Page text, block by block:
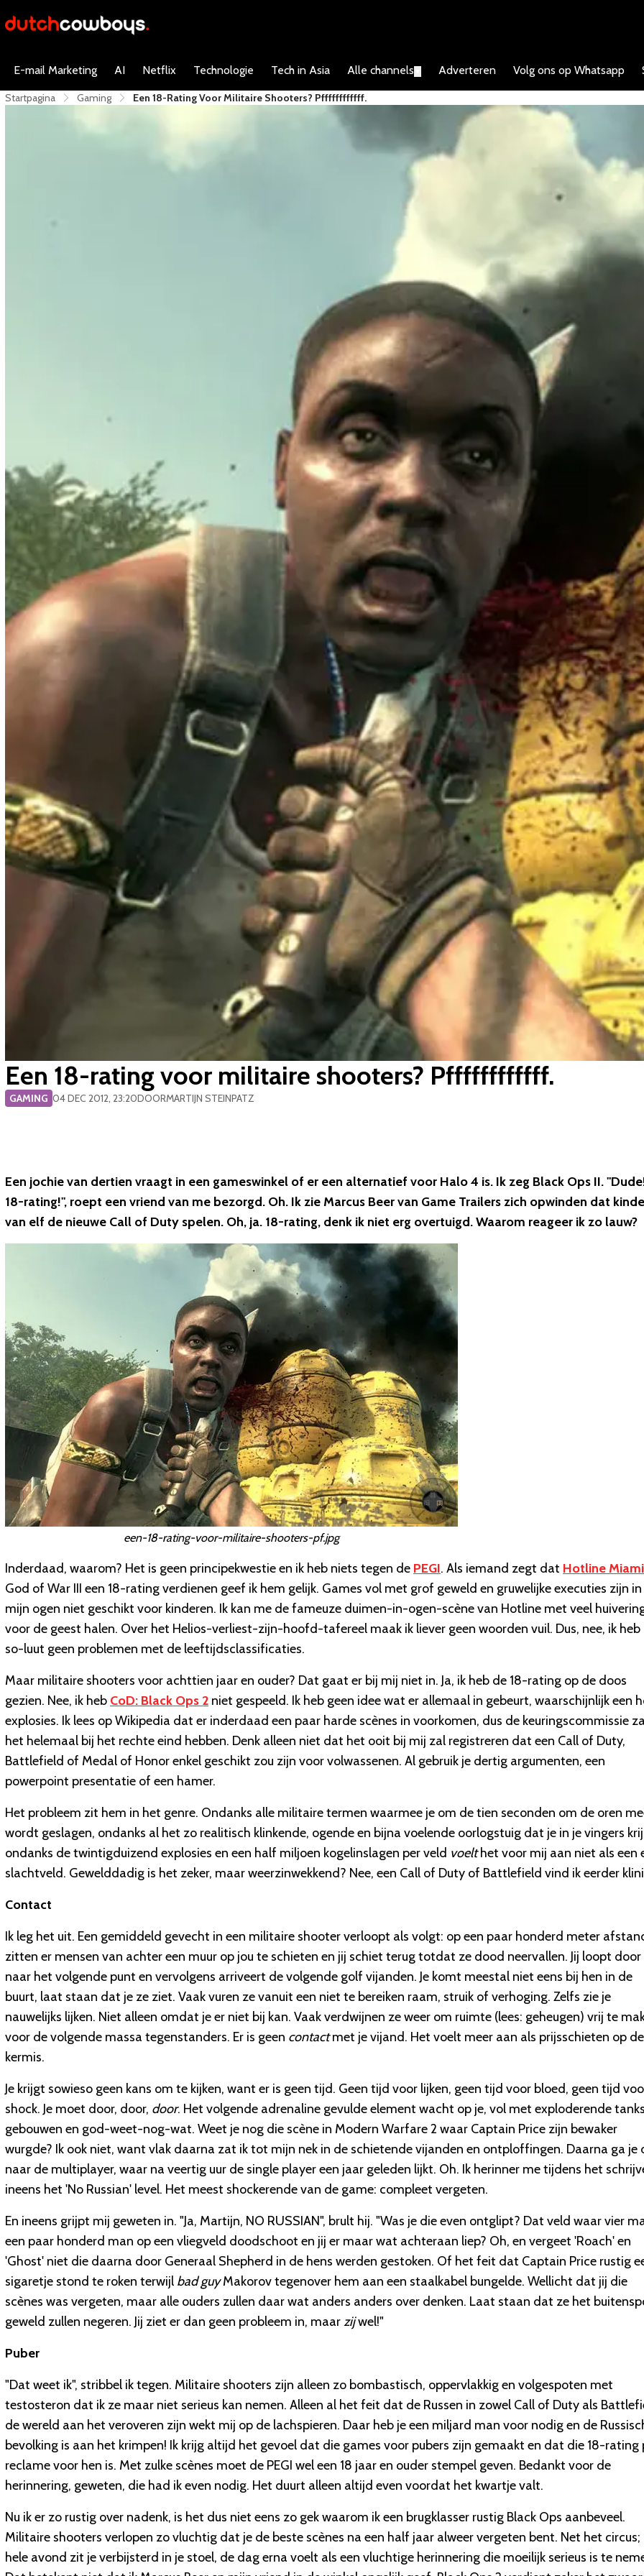
E-mail Marketing AI Netflix Technologie Tech in Asia Alle channels Adverteren Volg ons op Whatsapp
Startpagina Gaming Een 18-Rating Voor Militaire Shooters? Pffffffffffff.
Een 18-rating voor militaire shooters? Pffffffffffff.
GAMING 04 DEC 2012, 23:20DOORMARTIJN STEINPATZ
Een jochie van dertien vraagt in een gameswinkel of er een alternatief voor Halo 4 is. Ik zeg Black Ops II.
18-rating!", roept een vriend van me bezorgd. Oh. Ik zie Marcus Beer van Game Trailers zich opwinden dat
van elf de nieuwe Call of Duty spelen. Oh, ja. 18-rating, denk ik niet erg overtuigd. Waarom reageer ik zo lauw?
een-18-rating-voor-militaire-shooters-pf.jpg
Inderdaad, waarom? Het is geen principekwestie en ik heb niets tegen de PEGI. Als iemand zegt dat Hotline Miami
God of War III een 18-rating verdienen geef ik hem gelijk. Games vol met grof geweld en gruwelijke executies zijn in
mijn ogen niet geschikt voor kinderen. Ik kan me de fameuze duimen-in-ogen-scène van Hotline met veel
voor de geest halen. Over het Helios-verliest-zijn-hoofd-tafereel maak ik liever geen woorden vuil. Dus, nee, ik
so-luut geen problemen met de leeftijdsclassificaties.
Maar militaire shooters voor achttien jaar en ouder? Dat gaat er bij mij niet in. Ja, ik heb de 18-rating op de doos
gezien. Nee, ik heb CoD: Black Ops 2 niet gespeeld. Ik heb geen idee wat er allemaal in gebeurt, waarschijnlijk een
explosies. Ik lees op Wikipedia dat er inderdaad een paar harde scènes in voorkomen, dus de keuringscommissie
het helemaal bij het rechte eind hebben. Denk alleen niet dat het ooit bij mij zal registreren dat een Call of Duty,
Battlefield of Medal of Honor enkel geschikt zou zijn voor volwassenen. Al gebruik je dertig argumenten, een
powerpoint presentatie of een hamer.
Het probleem zit hem in het genre. Ondanks alle militaire termen waarmee je om de tien seconden om de oren
wordt geslagen, ondanks al het zo realitisch klinkende, ogende en bijna voelende oorlogstuig dat je in je vingers
ondanks de twintigduizend explosies en een half miljoen kogelinslagen per veld voelthet voor mij aan niet als een
slachtveld. Gewelddadig is het zeker, maar weerzinwekkend? Nee, een Call of Duty of Battlefield vind ik eerder
Contact
Ik leg het uit. Een gemiddeld gevecht in een militaire shooter verloopt als volgt: op een paar honderd meter
zitten er mensen van achter een muur op jou te schieten en jij schiet terug totdat ze dood neervallen. Jij loopt door
naar het volgende punt en vervolgens arriveert de volgende golf vijanden. Je komt meestal niet eens bij hen in de
buurt, laat staan dat je ze ziet. Vaak vuren ze vanuit een niet te bereiken raam, struik of verhoging. Zelfs zie je
nauwelijks lijken. Niet alleen omdat je er niet bij kan. Vaak verdwijnen ze weer om ruimte (lees: geheugen) vrij te
voor de volgende massa tegenstanders. Er is geen contactmet je vijand. Het voelt meer aan als prijsschieten op de
kermis.
Je krijgt sowieso geen kans om te kijken, want er is geen tijd. Geen tijd voor lijken, geen tijd voor bloed, geen tijd
shock. Je moet door, door, door. Het volgende adrenaline gevulde element wacht op je, vol met exploderende
gebouwen en god-weet-nog-wat. Weet je nog die scène in Modern Warfare 2 waar Captain Price zijn bewaker
wurgde? Ik ook niet, want vlak daarna zat ik tot mijn nek in de schietende vijanden en ontploffingen. Daarna ga je
naar de multiplayer, waar na veertig uur de single player een jaar geleden lijkt. Oh. Ik herinner me tijdens het
ineens het 'No Russian' level. Het meest shockerende van de game: compleet vergeten.
En ineens grijpt mij geweten in. "Ja, Martijn, NO RUSSIAN", brult hij. "Was je die even ontglipt? Dat veld waar vier
een paar honderd man op een vliegveld doodschoot en jij er maar wat achteraan liep? Oh, en vergeet 'Roach' en
'Ghost' niet die daarna door Generaal Shepherd in de hens werden gestoken. Of het feit dat Captain Price rustig
sigaretje stond te roken terwijl bad guyMakorov tegenover hem aan een staalkabel bungelde. Wellicht dat jij die
scènes was vergeten, maar alle ouders zullen daar wat anders anders over denken. Laat staan dat ze het
geweld zullen negeren. Jij ziet er dan geen probleem in, maarzijwel!"
Puber
"Dat weet ik", stribbel ik tegen. Militaire shooters zijn alleen zo bombastisch, oppervlakkig en volgespoten met
testosteron dat ik ze maar niet serieus kan nemen. Alleen al het feit dat de Russen in zowel Call of Duty als
de wereld aan het veroveren zijn wekt mij op de lachspieren. Daar heb je een miljard man voor nodig en de
bevolking is aan het krimpen! Ik krijg altijd het gevoel dat die games voor pubers zijn gemaakt en dat die 18-rating
reclame voor hen is. Met zulke scènes moet de PEGI wel een 18 jaar en ouder stempel geven. Bedankt voor de
herinnering, geweten, die had ik even nodig. Het duurt alleen altijd even voordat het kwartje valt.
Nu ik er zo rustig over nadenk, is het dus niet eens zo gek waarom ik een brugklasser rustig Black Ops aanbeveel.
Militaire shooters verlopen zo vluchtig dat je de beste scènes na een half jaar alweer vergeten bent. Net het circus;
hele avond zit je verbijsterd in je stoel, de dag erna voelt als een vluchtige herinnering die moeilijk serieus is te